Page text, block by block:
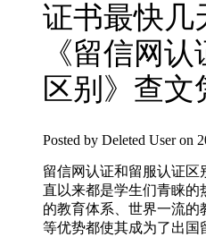
证书最快几
《留信网
区别》查文
Posted by Deleted User on
留信网认证和留服认证区
直以来都是学生们青睐的
的教育体系、世界一流
等优势都使其成为了出国